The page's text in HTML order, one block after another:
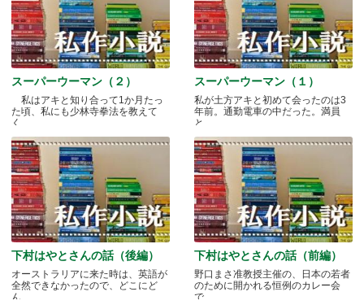
スーパーウーマン（２）
私はアキと知り合って1か月たっ
た頃、私にも少林寺拳法を教えて
く.....
スーパーウーマン（１）
私が土方アキと初めて会ったのは3
年前。通勤電車の中だった。満員
と.....
下村はやとさんの話（後編）
オーストラリアに来た時は、英語が
全然できなかったので、どこにど
ん.....
下村はやとさんの話（前編）
野口まさ准教授主催の、日本の若者
のために開かれる恒例のカレー会
で.....